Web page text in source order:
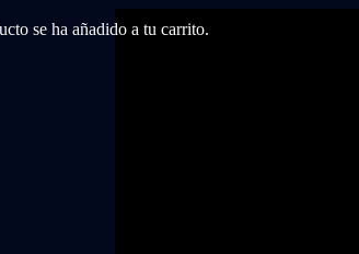
se ha añadido a tu carrito.